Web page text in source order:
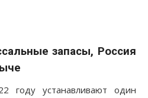
запасы, Россия
году устанавливают один